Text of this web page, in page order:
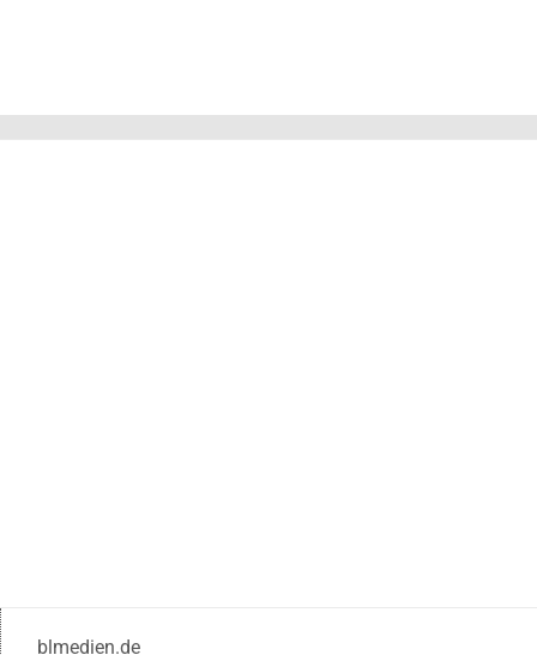
blmedien.de